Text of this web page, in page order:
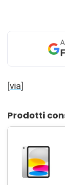
[via]
Prodotti